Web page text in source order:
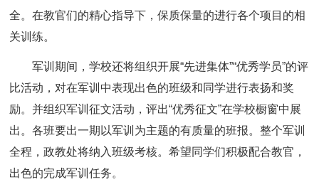
全。在教官们的精心指导下，保质保量的进行各个项目的相
关训练。
军训期间，学校还将组织开展“先进集体”“优秀学员”的评
比活动，对在军训中表现出色的班级和同学进行表扬和奖
励。并组织军训征文活动，评出“优秀征文”在学校橱窗中展
出。各班要出一期以军训为主题的有质量的班报。整个军训
全程，政教处将纳入班级考核。希望同学们积极配合教官，
出色的完成军训任务。